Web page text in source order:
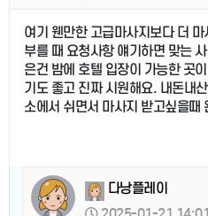
여기 웬만한 고급마사지보다 더 마
부를 때 요청사항 얘기하면 맞는
은건 밤에 호텔 입장이 가능한 곳
기도 좋고 진짜 시원해요. 내돈내
소에서 쉬면서 마사지 받고싶을때
다낭플레이